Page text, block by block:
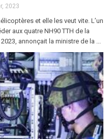
2023
et elle les veut vite. L’un
aux quatre NH90 TTH de la
annonçait la ministre de la ...